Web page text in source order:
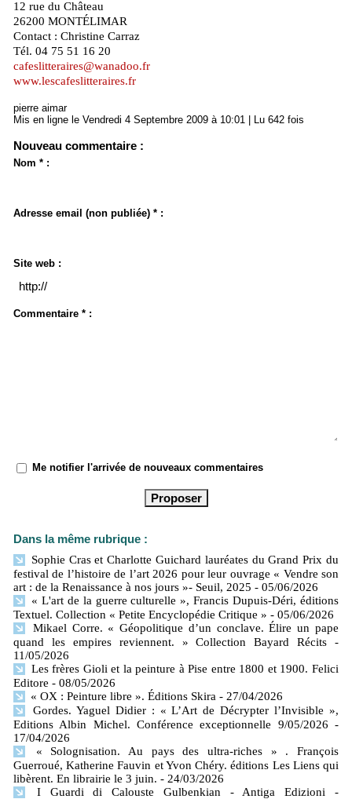
12 rue du Château
26200 MONTÉLIMAR
Contact : Christine Carraz
Tél. 04 75 51 16 20
cafeslitteraires@wanadoo.fr
www.lescafeslitteraires.fr
pierre aimar
Mis en ligne le Vendredi 4 Septembre 2009 à 10:01 | Lu 642 fois
Nouveau commentaire :
Nom * :
Adresse email (non publiée) * :
Site web :
Commentaire * :
Me notifier l'arrivée de nouveaux commentaires
Dans la même rubrique :
Sophie Cras et Charlotte Guichard lauréates du Grand Prix du
festival de l’histoire de l’art 2026 pour leur ouvrage « Vendre son
art : de la Renaissance à nos jours »- Seuil, 2025 - 05/06/2026
« L'art de la guerre culturelle », Francis Dupuis-Déri, éditions
Textuel. Collection « Petite Encyclopédie Critique » - 05/06/2026
Mikael Corre. « Géopolitique d’un conclave. Élire un pape
quand les empires reviennent. » Collection Bayard Récits
-
11/05/2026
Les frères Gioli et la peinture à Pise entre 1800 et 1900. Felici
Editore - 08/05/2026
« OX : Peinture libre ». Éditions Skira - 27/04/2026
Gordes. Yaguel Didier : « L’Art de Décrypter l’Invisible »,
Editions Albin Michel. Conférence exceptionnelle 9/05/2026 -
17/04/2026
« Solognisation. Au pays des ultra-riches » . François
Guerroué, Katherine Fauvin et Yvon Chéry. éditions Les Liens qui
libèrent. En librairie le 3 juin. - 24/03/2026
I Guardi di Calouste Gulbenkian - Antiga Edizioni
-